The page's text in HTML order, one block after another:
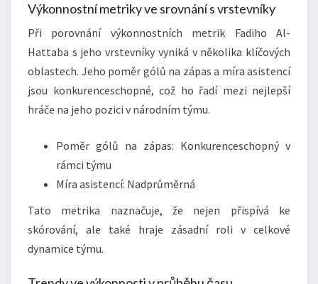
Výkonnostní metriky ve srovnání s vrstevníky
Při porovnání výkonnostních metrik Fadiho Al-
Hattaba s jeho vrstevníky vyniká v několika klíčových
oblastech. Jeho poměr gólů na zápas a míra asistencí
jsou konkurenceschopné, což ho řadí mezi nejlepší
hráče na jeho pozici v národním týmu.
Poměr gólů na zápas: Konkurenceschopný v
rámci týmu
Míra asistencí: Nadprůměrná
Tato metrika naznačuje, že nejen přispívá ke
skórování, ale také hraje zásadní roli v celkové
dynamice týmu.